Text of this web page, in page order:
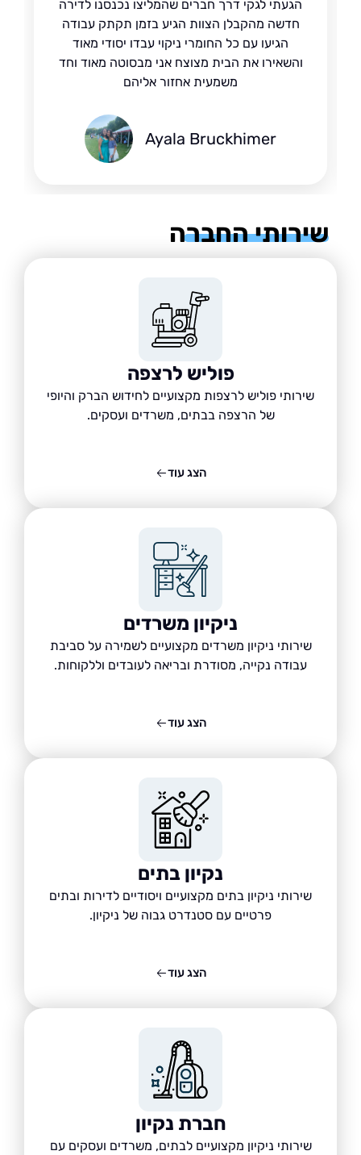
הגעתי לגקי דרך חברים שהמליצו נכנסנו לדירה
חדשה מהקבלן הצוות הגיע בזמן תקתק עבודה
הגיעו עם כל החומרי ניקוי עבדו יסודי מאוד
והשאירו את הבית מצוצח אני מבסוטה מאוד וחד
משמעית אחזור אליהם
Ayala Bruckhimer
החברה
פוליש לרצפה
שירותי פוליש לרצפות מקצועיים לחידוש הברק והיופי
של הרצפה בבתים, משרדים ועסקים.
ניקיון משרדים
שירותי ניקיון משרדים מקצועיים לשמירה על סביבת
עבודה נקייה, מסודרת ובריאה לעובדים וללקוחות.
נקיון בתים
שירותי ניקיון בתים מקצועיים ויסודיים לדירות ובתים
פרטיים עם סטנדרט גבוה של ניקיון.
חברת נקיון
שירותי ניקיון מקצועיים לבתים, משרדים ועסקים עם